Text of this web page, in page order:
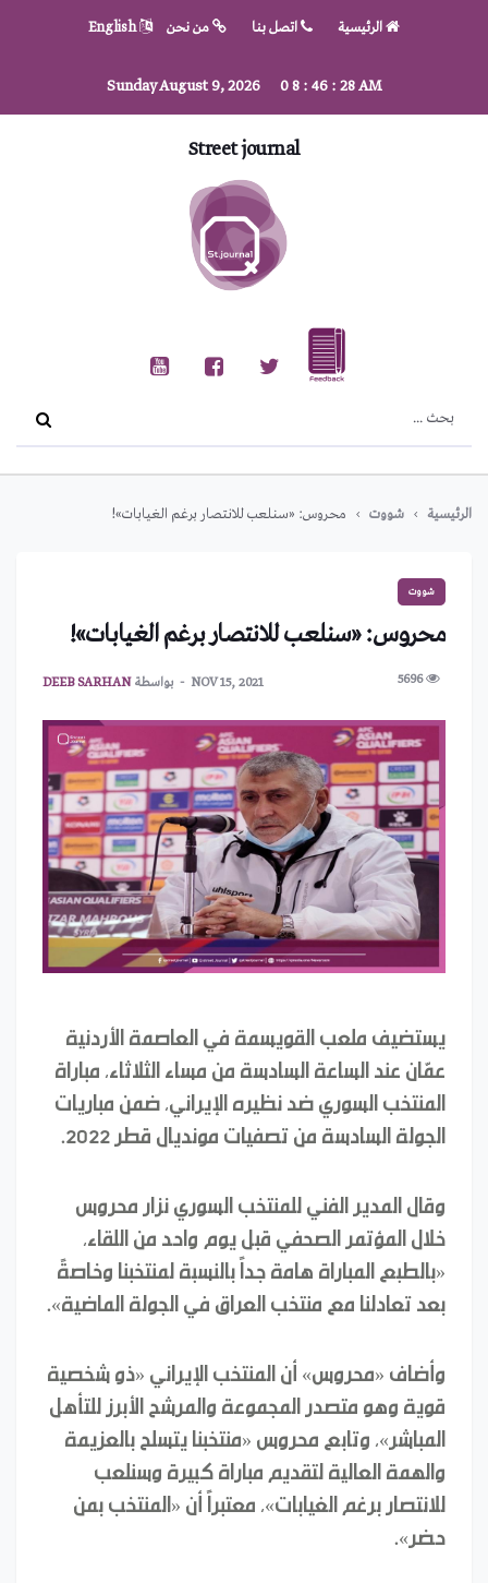
الرئيسية اتصل بنا من نحن English
Sunday August 9, 2026 0 8: 46: 29AM
Street journal
الرئيسية شووت محروس: «سنلعب للانتصار برغم الغيابات»!
شووت
محروس: «سنلعب للانتصار برغم الغيابات»!
5696
NOV 15, 2021 بواسطةDEEB SARHAN
يستضيف ملعب القويسمة في العاصمة الأردنية
عمّان عند الساعة السادسة من مساء الثلاثاء، مباراة
المنتخب السوري ضد نظيره الإيراني، ضمن مباريات
الجولة السادسة من تصفيات مونديال قطر 2022.
وقال المدير الفني للمنتخب السوري نزار محروس
خلال المؤتمر الصحفي قبل يوم واحد من اللقاء،
«بالطبع المباراة هامة جداً بالنسبة لمنتخبنا وخاصةً
بعد تعادلنا مع منتخب العراق في الجولة الماضية».
وأضاف «محروس» أن المنتخب الإيراني «ذو شخصية
قوية وهو متصدر المجموعة والمرشح الأبرز للتأهل
المباشر»، وتابع محروس «منتخبنا يتسلح بالعزيمة
والهمة العالية لتقديم مباراة كبيرة وسنلعب
للانتصار برغم الغيابات»، معتبراً أن «المنتخب بمن
حضر».